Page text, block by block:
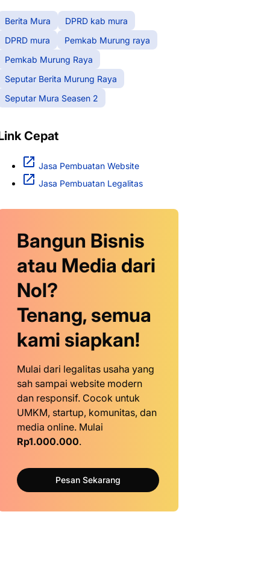
Berita Mura
DPRD kab mura
DPRD mura
Pemkab Murung raya
Pemkab Murung Raya
Seputar Berita Murung Raya
Seputar Mura Seasen 2
Cepat
Jasa Pembuatan Website
Jasa Pembuatan Legalitas
Bangun Bisnis
atau Media dari
Nol?
Tenang, semua
kami siapkan!
Mulai dari legalitas usaha yang
sah sampai website modern
dan responsif. Cocok untuk
UMKM, startup, komunitas, dan
media online. Mulai
Rp1.000.000.
Pesan Sekarang